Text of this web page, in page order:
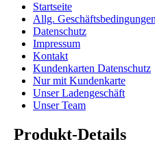
Startseite
Allg. Geschäftsbedingungen
Datenschutz
Impressum
Kontakt
Kundenkarten Datenschutz
Nur mit Kundenkarte
Unser Ladengeschäft
Unser Team
Produkt-Details